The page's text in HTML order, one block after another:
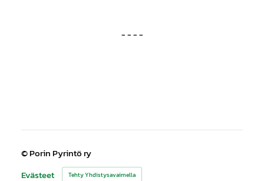
- - - -
©Porin Pyrintö ry
Evästeet
Tehty Yhdistysavaimella